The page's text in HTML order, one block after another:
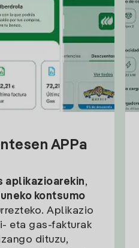
APPa
aplikazioarekin,
kontsumo
Aplikazio
eta gas-fakturak
dituzu,